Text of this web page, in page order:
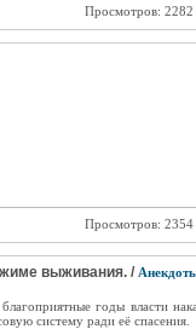
Просмотров: 2282
Просмотров: 2354
выживания. /
годы власти
систему ради её спасения.